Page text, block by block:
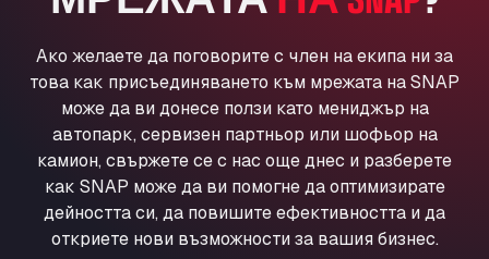
Ul. Torunska 147, 85884
Aqua Ariva GmbH
Marie-Curie-Straße 24, 68219
Aral Autohof Bockel
An der Autobahn 1, 27404
ARAL Autohof Bockenem
Oppelner Str. 1, 31167
ARAL Autohof Merklingen
Nellinger Str. 24, 89188
Ако желаете да поговорите с член на екипа ни за
това как присъединяването към мрежата на SNAP
може да ви донесе ползи като мениджър на
автопарк, сервизен партньор или шофьор на
камион, свържете се с нас още днес и разберете
как SNAP може да ви помогне да оптимизирате
дейността си, да повишите ефективността и да
откриете нови възможности за вашия бизнес.